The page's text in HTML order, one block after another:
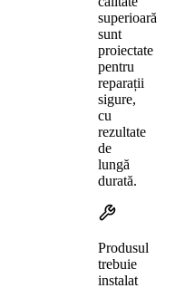
superioară
sunt
proiectate
pentru
reparații
sigure,
cu
rezultate
de
lungă
durată.
Produsul
trebuie
instalat